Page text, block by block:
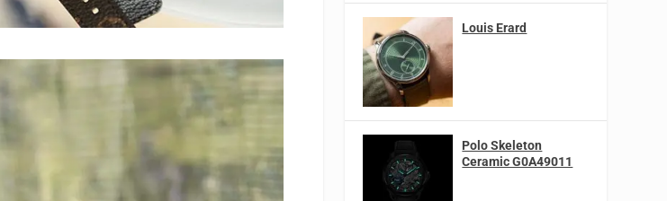
Louis Erard
Polo Skeleton
Ceramic G0A49011